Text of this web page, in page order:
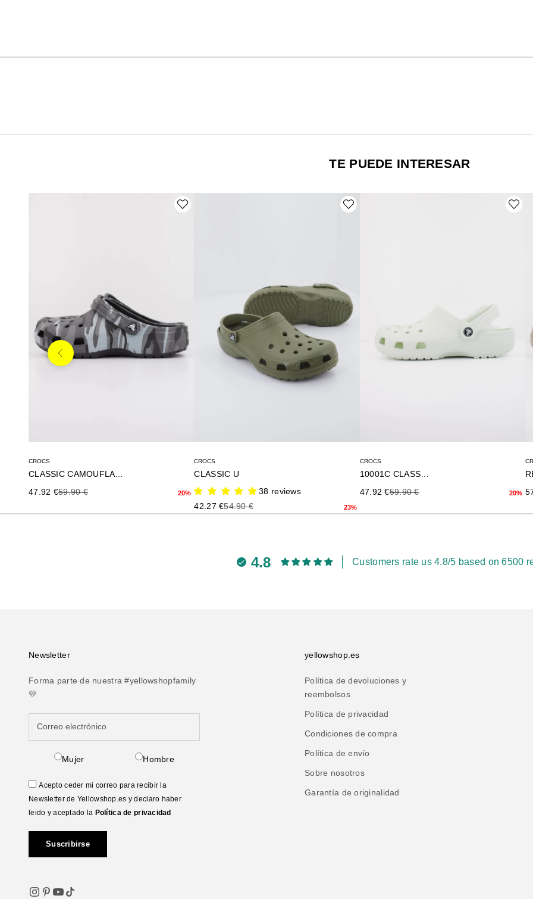
TE PUEDE INTERESAR
CROCS
Precio de oferta
47.92 €Precio anterior
59.90 € 20%
CROCS
CLASSIC U
38 reviews
Precio de oferta
42.27 €Precio anterior
54.90 € 23%
CROCS
Precio de oferta
47.92 €Precio anterior
59.90 € 20%
Anterior
4.8 Customers rate us 4.8/5 based on 6500
Newsletter
Forma parte de nuestra #yellowshopfamily
💛
Mujer Hombre
Acepto ceder mi correo para recibir la
Newsletter de Yellowshop.es y declaro haber
leido y aceptado la Política de privacidad
Suscribirse
yellowshop.es
Política de devoluciones y
reembolsos
Política de privacidad
Condiciones de compra
Política de envío
Sobre nosotros
Garantía de originalidad